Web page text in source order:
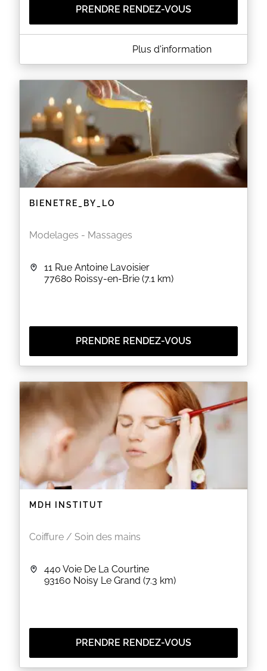
PRENDRE RENDEZ-VOUS
A PROPOS DE ESTHÉTIQUEMENT VÔTRE
Institut de Beauté à petits prixEx: Epilations jambes
heure ): 34 oo
EN SAVOIR PLUS
Plus d'information
BIENETRE_BY_LO
Modelages - Massages
11 Rue Antoine Lavoisier
77680 Roissy-en-Brie (7.1 km)
PRENDRE RENDEZ-VOUS
MDH INSTITUT
Coiffure / Soin des mains
440 Voie De La Courtine
93160 Noisy Le Grand (7.3 km)
PRENDRE RENDEZ-VOUS